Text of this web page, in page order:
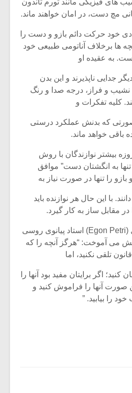
های فیزیکی مانند تورم تاندون
مچ دست، در امان خواهند ماند.
خود حرکت دائم بازو و دست را
ها برخلاف آناتومی طبیعی خود
به عقیده او
جدایی ناپذیرند و این بدن
و فراز، درجه صدا و رنگ
کلیه تفکرات و
که بدنش عملکرد درستی
باقی خواهد ماند.
بیشتر نوازندگان با روش
به انگشتان دست” موافق
را تنها در صورت نیاز به
با این حال هر نوازنده باید
مقابل ساز به کار گیرد.
همانگونه که اگون پتری (Egon Petri) استاد پیانوی روسی
می آموخت: “هرگز آنچه را که
تلقی نکنید، اما
اگر برایتان مفید بود آنها را
صورت آنها را فراموش کنید و
را بیابید. ”